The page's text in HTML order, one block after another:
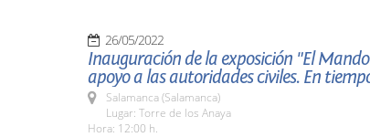
26/05/2022
Inauguración de la exposición "El
apoyo a las autoridades civiles. En
Salamanca (Salamanca)
Lugar: Torre de los Anaya
Hora: 12:00 h.